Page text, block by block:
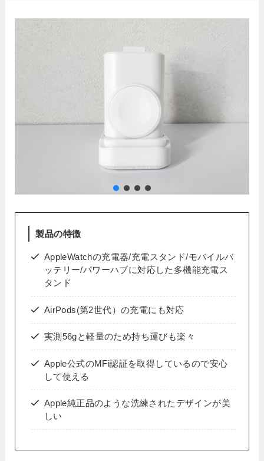
製品の特徴
AppleWatchの充電器/充電スタンド/モバイルバ
ッテリー/パワーハブに対応した多機能充電ス
タンド
AirPods(第2世代）の充電にも対応
実測56gと軽量のため持ち運びも楽々
Apple公式のMFi認証を取得しているので安心
して使える
Apple純正品のような洗練されたデザインが美
しい